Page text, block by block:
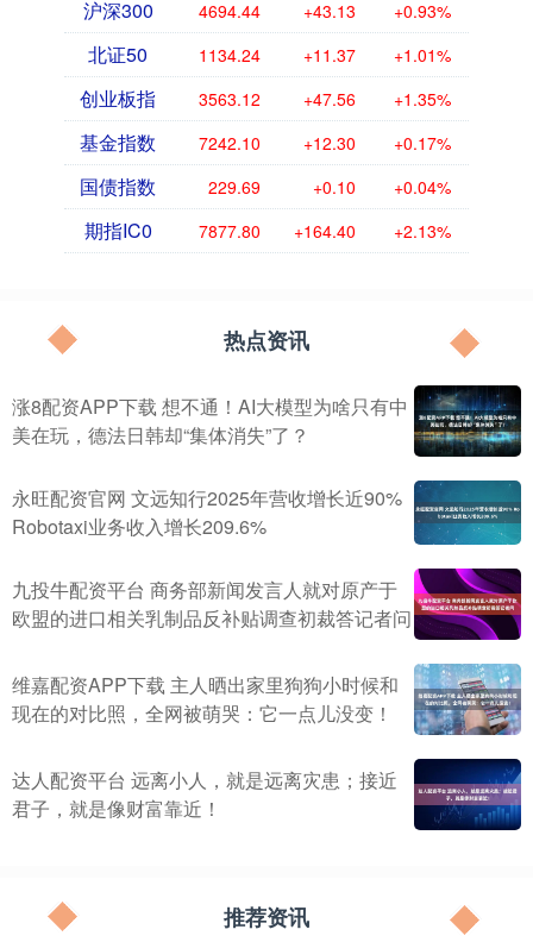
沪深300 4694.44 +43.13 +0.93%
北证50 1134.24 +11.37 +1.01%
创业板指 3563.12 +47.56 +1.35%
基金指数 7242.10 +12.30 +0.17%
国债指数 229.69 +0.10 +0.04%
期指IC0 7877.80 +164.40 +2.13%
热点资讯
涨8配资APP下载 想不通！AI大模型为啥只有中
美在玩，德法日韩却“集体消失”了？
永旺配资官网 文远知行2025年营收增长近90%
Robotaxi业务收入增长209.6%
九投牛配资平台 商务部新闻发言人就对原产于
欧盟的进口相关乳制品反补贴调查初裁答记者问
维嘉配资APP下载 主人晒出家里狗狗小时候和
现在的对比照，全网被萌哭：它一点儿没变！
达人配资平台 远离小人，就是远离灾患；接近
君子，就是像财富靠近！
推荐资讯